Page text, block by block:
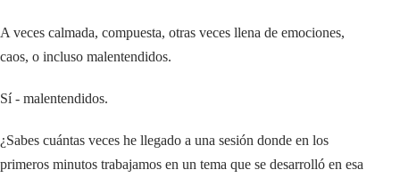
A veces calmada, compuesta, otras veces llena de emociones,
caos, o incluso malentendidos.
Sí - malentendidos.
¿Sabes cuántas veces he llegado a una sesión donde en los
primeros minutos trabajamos en un tema que se desarrolló en esa